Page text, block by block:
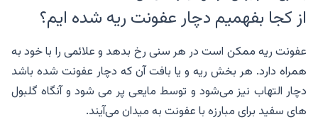
از کجا بفهمیم دچار عفونت ریه شده ایم؟
عفونت ریه ممکن است در هر سنی رخ بدهد و علائمی را با خود به
همراه دارد. هر بخش ریه و یا بافت آن که دچار عفونت شده باشد
دچار التهاب نیز می‌شود و توسط مایعی پر می شود و آنگاه گلبول
های سفید برای مبارزه با عفونت به میدان می‌آیند.